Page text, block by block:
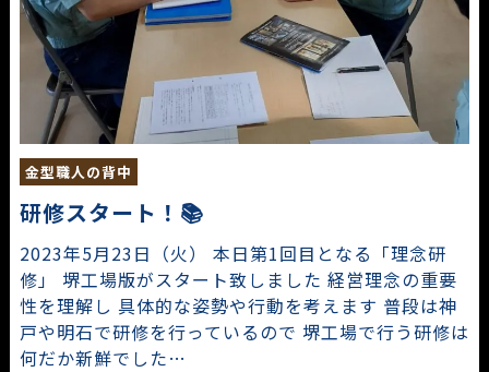
金型職人の背中
研修スタート！📚
2023年5月23日（火） 本日第1回目となる「理念研
修」 堺工場版がスタート致しました 経営理念の重要
性を理解し 具体的な姿勢や行動を考えます 普段は神
戸や明石で研修を行っているので 堺工場で行う研修は
何だか新鮮でした…